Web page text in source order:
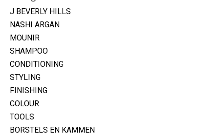
J BEVERLY HILLS
NASHI ARGAN
MOUNIR
SHAMPOO
CONDITIONING
STYLING
FINISHING
COLOUR
TOOLS
BORSTELS EN KAMMEN